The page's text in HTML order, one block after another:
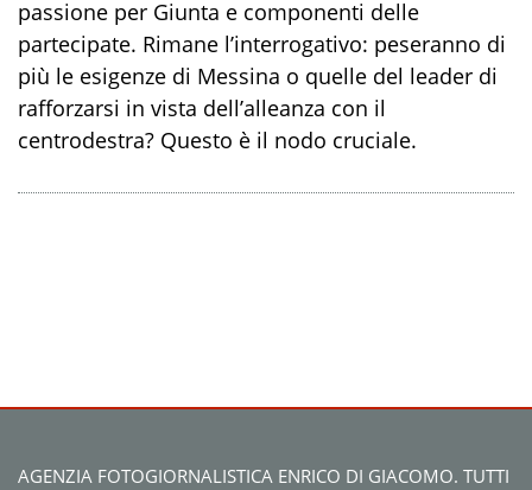
passione per Giunta e componenti delle
partecipate. Rimane l’interrogativo: peseranno di
più le esigenze di Messina o quelle del leader di
rafforzarsi in vista dell’alleanza con il
centrodestra? Questo è il nodo cruciale.
AGENZIA FOTOGIORNALISTICA ENRICO DI GIACOMO. TUTTI